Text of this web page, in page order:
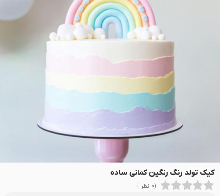
کیک تولد رنگ رنگین کمانی ساده
(0 نظر )